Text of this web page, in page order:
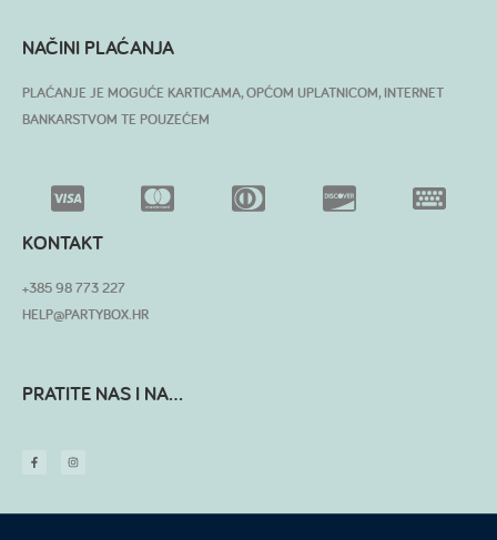
NAČINI PLAĆANJA
PLAĆANJE JE MOGUĆE KARTICAMA, OPĆOM UPLATNICOM, INTERNET
BANKARSTVOM TE POUZEĆEM
KONTAKT
+385 98 773 227
HELP@PARTYBOX.HR
PRATITE NAS I NA...